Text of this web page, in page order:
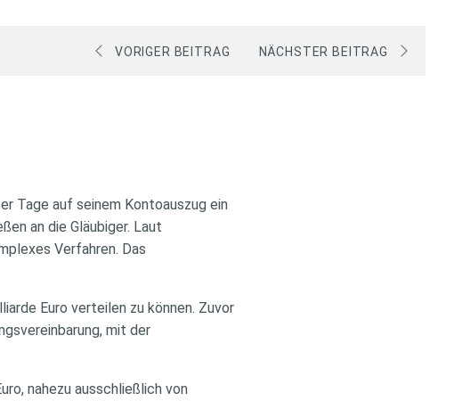
VORIGER BEITRAG NÄCHSTER BEITRAG
Tage auf seinem Kontoauszug ein
an die Gläubiger. Laut
Verfahren. Das
Euro verteilen zu können. Zuvor
mit der
nahezu ausschließlich von